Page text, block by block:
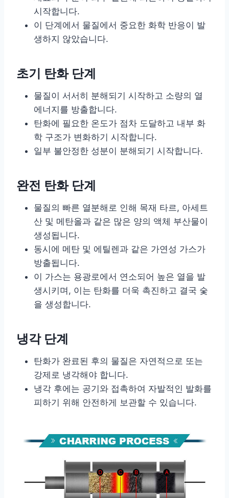
시작합니다.
이 단계에서 물질에서 중요한 화학 반응이 발
생하지 않았습니다.
초기 탄화 단계
물질이 서서히 분해되기 시작하고 소량의 열
에너지를 방출합니다.
탄화에 필요한 온도가 점차 도달하고 내부 화
학 구조가 변화하기 시작합니다.
일부 불안정한 성분이 분해되기 시작합니다.
완전 탄화 단계
물질의 빠른 열분해로 인해 목재 타르, 아세트
산 및 메탄올과 같은 많은 양의 액체 부산물이
생성됩니다.
동시에 메탄 및 에틸렌과 같은 가연성 가스가
방출됩니다.
이 가스는 용광로에서 연소되어 높은 열을 발
생시키며, 이는 탄화를 더욱 촉진하고 결국 숯
을 생성합니다.
냉각 단계
탄화가 완료된 후의 물질은 자연적으로 또는
강제로 냉각해야 합니다.
냉각 후에는 공기와 접촉하여 자발적인 발화를
피하기 위해 안전하게 보관할 수 있습니다.